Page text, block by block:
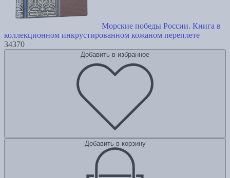
Морские победы России. Книга в
коллекционном инкрустированном кожаном переплете
34370
Добавить в избранное
Добавить в корзину